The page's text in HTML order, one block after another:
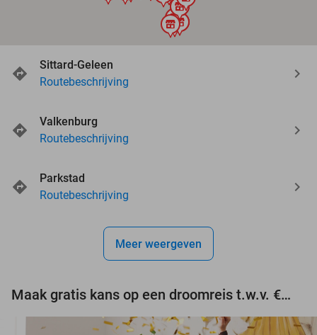
store
store
store
store
store
store
store
Sittard-Geleen
Routebeschrijving
Valkenburg
Routebeschrijving
Parkstad
Routebeschrijving
Meer weergeven
Maak gratis kans op een droomreis t.w.v. €3.000!